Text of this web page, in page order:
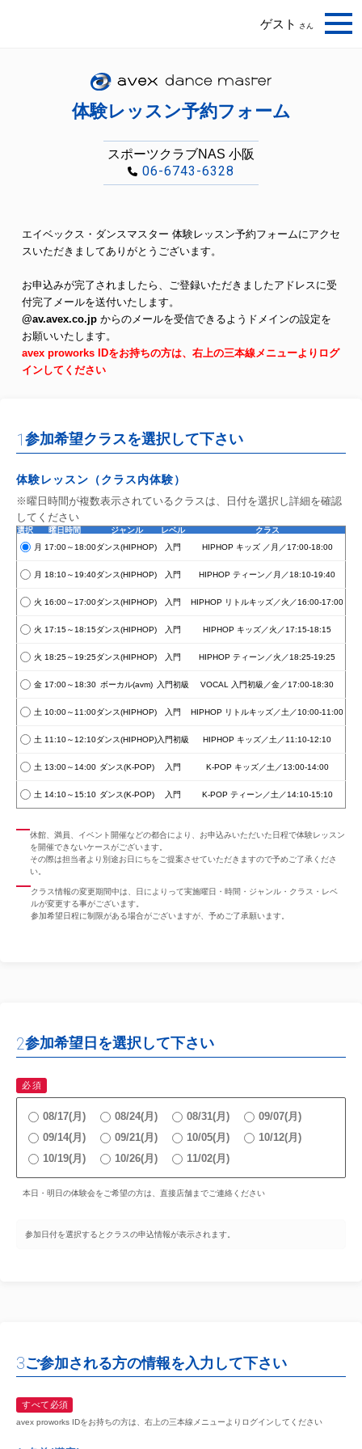
ゲスト さん
体験レッスン予約フォーム
スポーツクラブNAS 小阪
06-6743-6328
エイベックス・ダンスマスター 体験レッスン予約フォームにアクセ
スいただきましてありがとうございます。
お申込みが完了されましたら、ご登録いただきましたアドレスに受
付完了メールを送付いたします。
@av.avex.co.jp からのメールを受信できるようドメインの設定を
お願いいたします。
avex proworks IDをお持ちの方は、右上の三本線メニューよりログ
インしてください
1 参加希望クラスを選択して下さい
体験レッスン（クラス内体験）
※曜日時間が複数表示されているクラスは、日付を選択し詳細を確認
してください
選択 曜日時間 ジャンル レベル
クラス
月 17:00～18:00ダンス(HIPHOP) 入門 HIPHOP キッズ ／月／17:00-18:00
月 18:10～19:40ダンス(HIPHOP) 入門 HIPHOP ティーン／月／18:10-19:40
火 16:00～17:00ダンス(HIPHOP) 入門 HIPHOP リトルキッズ／火／16:00-17:00
火 17:15～18:15ダンス(HIPHOP) 入門 HIPHOP キッズ／火／17:15-18:15
火 18:25～19:25ダンス(HIPHOP) 入門 HIPHOP ティーン／火／18:25-19:25
金 17:00～18:30 ボーカル(avm) 入門初級 VOCAL 入門初級／金／17:00-18:30
土 10:00～11:00ダンス(HIPHOP) 入門 HIPHOP リトルキッズ／土／10:00-11:00
土 11:10～12:10ダンス(HIPHOP)入門初級 HIPHOP キッズ／土／11:10-12:10
土 13:00～14:00 ダンス(K-POP) 入門 K-POP キッズ／土／13:00-14:00
土 14:10～15:10 ダンス(K-POP) 入門 K-POP ティーン／土／14:10-15:10
休館、満員、イベント開催などの都合により、お申込みいただいた日程で体験レッスン
を開催できないケースがございます。
その際は担当者より別途お日にちをご提案させていただきますので予めご了承くださ
い。
クラス情報の変更期間中は、日によりって実施曜日・時間・ジャンル・クラス・レベ
ルが変更する事がございます。
参加希望日程に制限がある場合がございますが、予めご了承願います。
2参加希望日を選択して下さい
必須
08/17(月) 08/24(月) 08/31(月)
09/07(月)
09/14(月)
09/21(月) 10/05(月)
10/12(月)
10/19(月)
10/26(月) 11/02(月)
本日・明日の体験会をご希望の方は、直接店舗までご連絡ください
参加日付を選択するとクラスの申込情報が表示されます。
3ご参加される方の情報を入力して下さい
すべて必須
avex proworks IDをお持ちの方は、右上の三本線メニューよりログインしてください